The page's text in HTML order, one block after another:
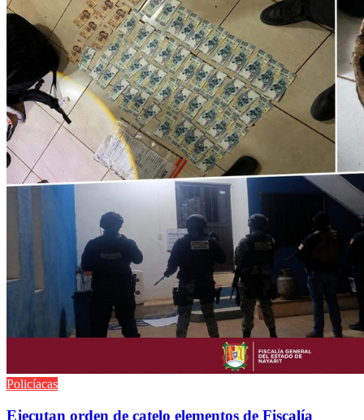
Policíacas
Ejecutan orden de catelo elementos de Fiscalía